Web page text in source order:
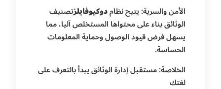
الأمن والسرية: يتيح نظامدوكيوفايلزتصنيف
الوثائق بناء على محتواها المستخلص آليا، مما
يسهل فرض قيود الوصول وحماية المعلومات
الحساسة.
الخلاصة: مستقبل إدارة الوثائق يبدأ بالتعرف على
لغتك